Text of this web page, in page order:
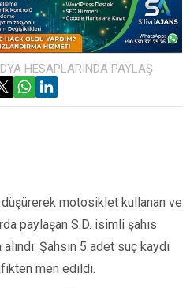
HESAPLARINDA PAYLAŞ
motosiklet kullanan ve
paylaşan S.D. isimli şahıs
Şahsın 5 adet suç kaydı
men edildi.